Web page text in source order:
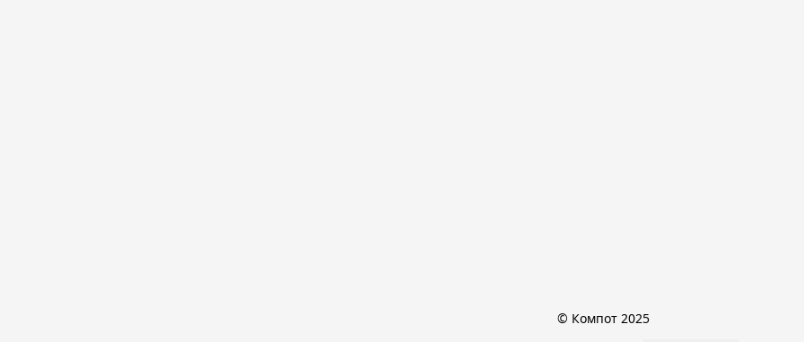
© Компот 2025